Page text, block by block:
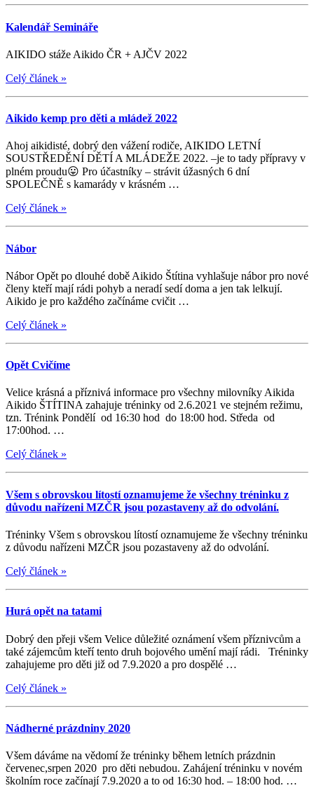
Kalendář Semináře
AIKIDO stáže Aikido ČR + AJČV 2022
Celý článek »
Aikido kemp pro děti a mládež 2022
Ahoj aikidisté, dobrý den vážení rodiče, AIKIDO LETNÍ
SOUSTŘEDĚNÍ DĚTÍ A MLÁDEŽE 2022. –je to tady přípravy v
plném proudu😛 Pro účastníky – strávit úžasných 6 dní
SPOLEČNĚ s kamarády v krásném …
Celý článek »
Nábor
Nábor Opět po dlouhé době Aikido Štítina vyhlašuje nábor pro nové
členy kteří mají rádi pohyb a neradí sedí doma a jen tak lelkují.
Aikido je pro každého začínáme cvičit …
Celý článek »
Opět Cvičíme
Velice krásná a příznivá informace pro všechny milovníky Aikida
Aikido ŠTÍTINA zahajuje tréninky od 2.6.2021 ve stejném režimu,
tzn. Trénink Pondělí od 16:30 hod do 18:00 hod. Středa od
17:00hod. …
Celý článek »
Všem s obrovskou lítostí oznamujeme že všechny tréninku z
důvodu nařízeni MZČR jsou pozastaveny až do odvolání.
Tréninky Všem s obrovskou lítostí oznamujeme že všechny tréninku
z důvodu nařízeni MZČR jsou pozastaveny až do odvolání.
Celý článek »
Hurá opět na tatami
Dobrý den přeji všem Velice důležité oznámení všem příznivcům a
také zájemcům kteří tento druh bojového umění mají rádi. Tréninky
zahajujeme pro děti již od 7.9.2020 a pro dospělé …
Celý článek »
Nádherné prázdniny 2020
Všem dáváme na vědomí že tréninky během letních prázdnin
červenec,srpen 2020 pro děti nebudou. Zahájení tréninku v novém
školním roce začínají 7.9.2020 a to od 16:30 hod. – 18:00 hod. …